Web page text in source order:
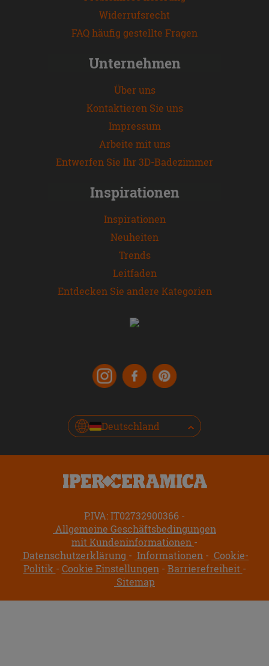
Widerrufsrecht
FAQ häufig gestellte Fragen
Unternehmen
Über uns
Kontaktieren Sie uns
Impressum
Arbeite mit uns
Entwerfen Sie Ihr 3D-Badezimmer
Inspirationen
Inspirationen
Neuheiten
Trends
Leitfaden
Entdecken Sie andere Kategorien
Deutschland
P.IVA: IT02732900366
Allgemeine Geschäftsbedingungen
mit Kundeninformationen
Datenschutzerklärung
Informationen
Cookie-
Politik
Cookie Einstellungen
Barrierefreiheit
Sitemap